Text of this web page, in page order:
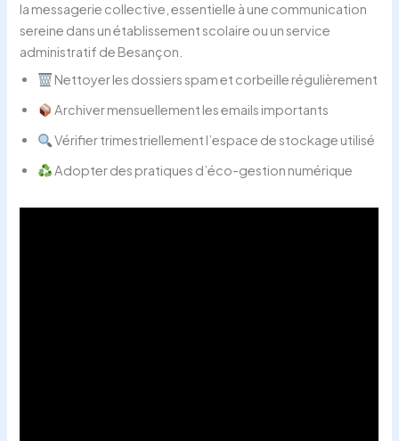
la messagerie collective, essentielle à une communication
sereine dans un établissement scolaire ou un service
administratif de Besançon.
Nettoyer les dossiers spam et corbeille régulièrement
Archiver mensuellement les emails importants
Vérifier trimestriellement l’espace de stockage utilisé
Adopter des pratiques d’éco-gestion numérique